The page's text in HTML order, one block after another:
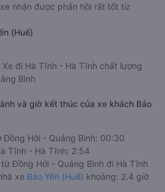
nhận được phản hồi rất tốt từ
(Huế)
và giờ kết thúc của xe khách Bảo
Đồng Hới - Quảng Bình: 00:30
Tĩnh - Hà Tĩnh: 2:54
Đồng Hới - Quảng Bình đi Hà Tĩnh
xe Bảo Yến (Huế) khoảng: 2.4 giờ